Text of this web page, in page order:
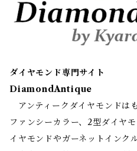
ダイヤモンド専門サイト
DiamondAntique
アンティークダイヤモンドは
ファンシーカラー、2型ダイヤ
イヤモンドやガーネットインク